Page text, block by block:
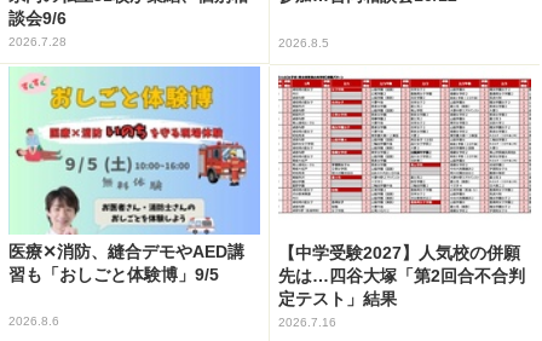
談会9/6
2026.7.28 2026.8.5
医療✕消防、縫合デモやAED講
習も「おしごと体験博」9/5
2026.8.6
【中学受験2027】人気校の併願
先は…四谷大塚「第2回合不合判
定テスト」結果
2026.7.16